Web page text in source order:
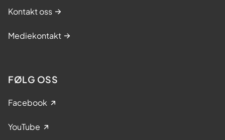
Kontakt oss
Mediekontakt
FØLG OSS
Facebook
YouTube